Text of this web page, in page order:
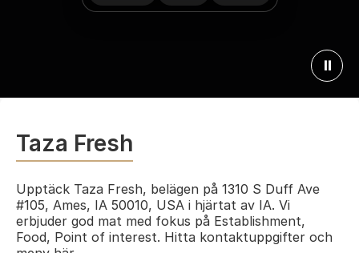
⏸
Taza Fresh
Upptäck Taza Fresh, belägen på 1310 S Duff Ave
#105, Ames, IA 50010, USA i hjärtat av IA. Vi
erbjuder god mat med fokus på Establishment,
Food, Point of interest. Hitta kontaktuppgifter och